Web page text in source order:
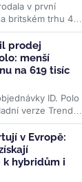
v první
britském trhu 46
Elektrická
>>
prodej
menší
na 619 tisíc
ID. Polo
verze Trend
24 995 eurech, v
>>v Evropě:
k hybridům i